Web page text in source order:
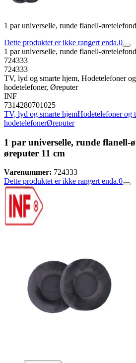
1 par universelle, runde flanell-
Dette produktet er ikke rangert enda.0
1 par universelle, runde flanell-
724333
724333
TV, lyd og smarte hjem, Hodetelefoner
hodetelefoner, Øreputer
INF
7314280701025
TV, lyd og smarte hjemHodetelefoner og
hodetelefonerØreputer
1 par universelle, runde flanell-
øreputer 11 cm
Varenummer: 724333
Dette produktet er ikke rangert enda.0